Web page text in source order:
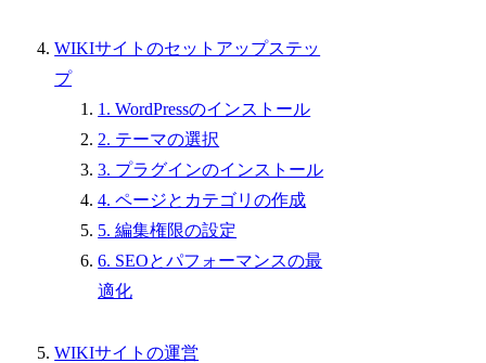
WIKIサイトのセットアップステッ
プ
1. WordPressのインストール
2. テーマの選択
3. プラグインのインストール
4. ページとカテゴリの作成
5. 編集権限の設定
6. SEOとパフォーマンスの最
適化
WIKIサイトの運営